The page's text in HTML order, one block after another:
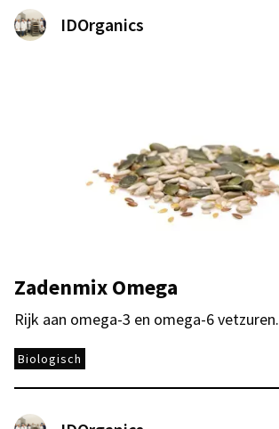
IDOrganics
Zadenmix Omega
Rijk aan omega-3 en omega-6 vetzuren.
Biologisch